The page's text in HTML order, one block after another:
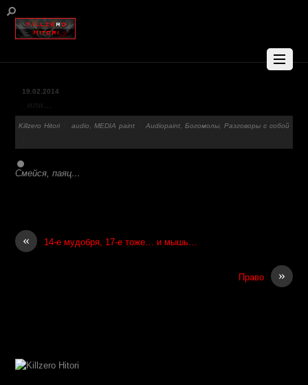
19.02.2014
Killzero Hitori audio MEDIA paint Audiopaint Богомолы, Разговоры с собой
Смейся, паяц…
« 14-е мудобря, 17-е тоже… и мышь…
»
Право